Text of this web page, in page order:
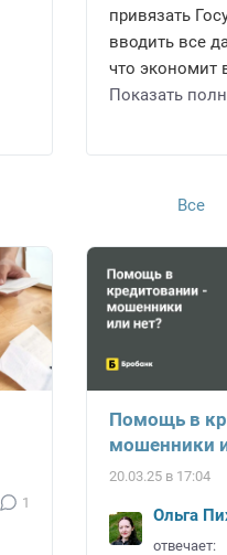
привязать
вводить все
что экономит
Показать
Все
1
Помощь в
мошенники
20.03.25 в 17:04
Ольга
отвечает: